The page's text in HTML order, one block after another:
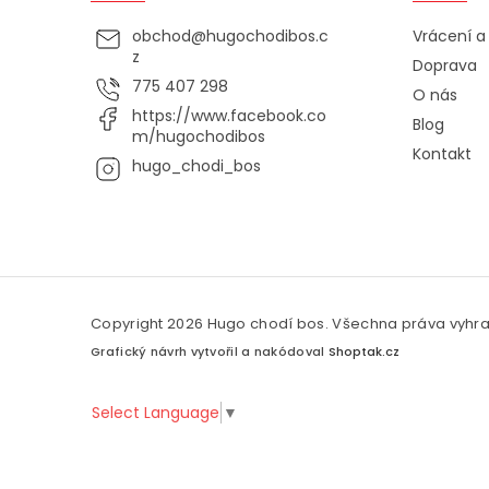
obchod@hugochodibos.c
z
775 407 298
https://www.facebook.co
m/hugochodibos
hugo_chodi_bos
Vrácení
Doprava
O nás
Blog
Kontakt
Copyright 2026 Hugo chodí bos. Všechna práva
Grafický návrh vytvořil a nakódoval Shoptak.cz
Select Language ▼